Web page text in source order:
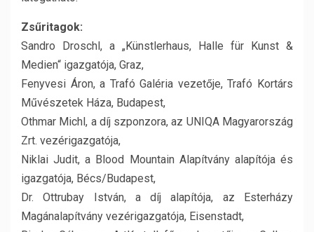
Zsűritagok:
Sandro Droschl, a „Künstlerhaus, Halle für Kunst &
Medien“ igazgatója, Graz,
Fenyvesi Áron, a Trafó Galéria vezetője, Trafó Kortárs
Művészetek Háza, Budapest,
Othmar Michl, a díj szponzora, az UNIQA Magyarország
Zrt. vezérigazgatója,
Niklai Judit, a Blood Mountain Alapítvány alapítója és
igazgatója, Bécs/Budapest,
Dr. Ottrubay István, a díj alapítója, az Esterházy
Magánalapítvány vezérigazgatója, Eisenstadt,